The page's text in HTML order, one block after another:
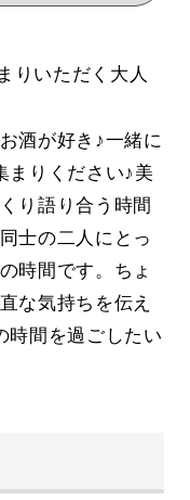
りいただく大人
酒が好き♪一緒に
まりください♪美
り語り合う時間
士の二人にとっ
時間です。ちょ
な気持ちを伝え
間を過ごしたい